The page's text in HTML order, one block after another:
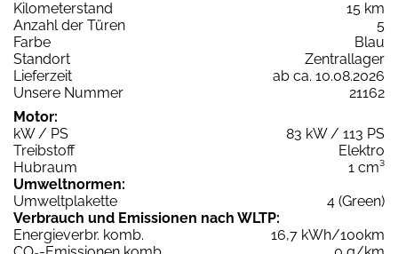
Kilometerstand
15 km
Anzahl der Türen
5
Farbe
Blau
Standort
Zentrallager
Lieferzeit
ab ca. 10.08.2026
Unsere Nummer
21162
Motor:
kW / PS
83 kW / 113 PS
Treibstoff
Elektro
Hubraum
1 cm³
Umweltnormen:
Umweltplakette
4 (Green)
Verbrauch und Emissionen nach WLTP:
Energieverbr. komb.
16,7 kWh/100km